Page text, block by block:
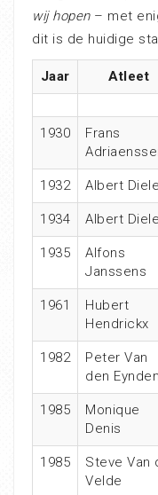
wij hopen– met
dit is de huidige
Jaar Atleet
1930
Frans
1932 Albert
1934 Albert
1935
Alfons
Janssens
1961
Hubert
Hendrickx
1982
Peter Van
den Eynden
1985
Monique
Denis
1985
Steve Van
Velde